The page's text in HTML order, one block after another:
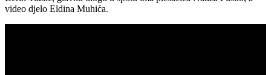
video djelo Eldina Muhića.